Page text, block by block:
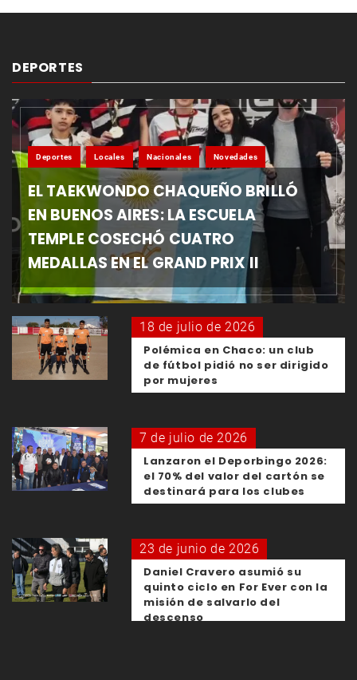
DEPORTES
Deportes Locales Nacionales Novedades
EL TAEKWONDO CHAQUEÑO BRILLÓ
EN BUENOS AIRES: LA ESCUELA
TEMPLE COSECHÓ CUATRO
MEDALLAS EN EL GRAND PRIX II
18 de julio de 2026
Polémica en Chaco: un club
de fútbol pidió no ser dirigido
por mujeres
7 de julio de 2026
Lanzaron el Deporbingo 2026:
el 70% del valor del cartón se
destinará para los clubes
23 de junio de 2026
Daniel Cravero asumió su
quinto ciclo en For Ever con la
misión de salvarlo del
descenso